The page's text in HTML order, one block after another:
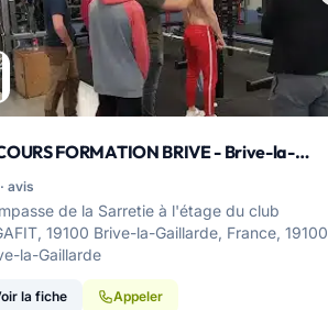
FORMATION BRIVE - Brive-la-
avis
de la Sarretie à l'étage du club
19100 Brive-la-Gaillarde, France, 19100
la-Gaillarde
la fiche Appeler